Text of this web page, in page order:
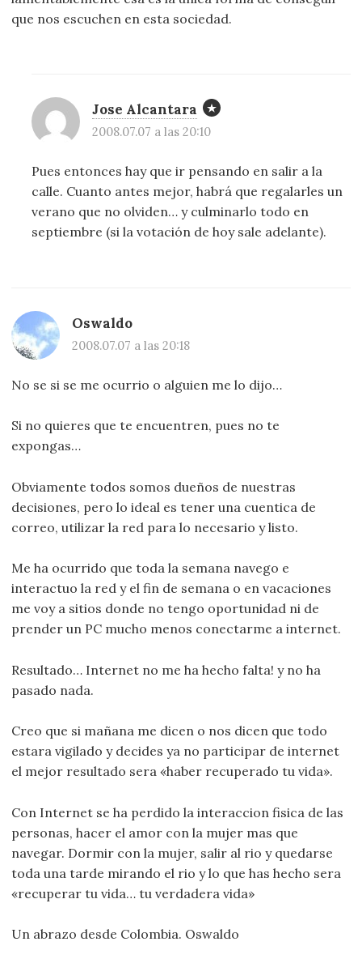
que nos escuchen en esta sociedad.
Jose Alcantara
2008.07.07 a las 20:10
Pues entonces hay que ir pensando en salir a la
calle. Cuanto antes mejor, habrá que regalarles un
verano que no olviden… y culminarlo todo en
septiembre (si la votación de hoy sale adelante).
Oswaldo
2008.07.07 a las 20:18
No se si se me ocurrio o alguien me lo dijo…
Si no quieres que te encuentren, pues no te
expongas…
Obviamente todos somos dueños de nuestras
decisiones, pero lo ideal es tener una cuentica de
correo, utilizar la red para lo necesario y listo.
Me ha ocurrido que toda la semana navego e
interactuo la red y el fin de semana o en vacaciones
me voy a sitios donde no tengo oportunidad ni de
prender un PC mucho menos conectarme a internet.
Resultado… Internet no me ha hecho falta! y no ha
pasado nada.
Creo que si mañana me dicen o nos dicen que todo
estara vigilado y decides ya no participar de internet
el mejor resultado sera «haber recuperado tu vida».
Con Internet se ha perdido la interaccion fisica de las
personas, hacer el amor con la mujer mas que
navegar. Dormir con la mujer, salir al rio y quedarse
toda una tarde mirando el rio y lo que has hecho sera
«recuperar tu vida… tu verdadera vida»
Un abrazo desde Colombia. Oswaldo